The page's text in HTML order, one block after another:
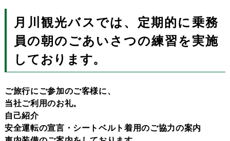
月川観光バスでは、定期的に乗務
員の朝のごあいさつの練習を実施
しております。
ご旅行にご参加のご客様に、
当社ご利用のお礼。
自己紹介
安全運転の宣言・シートベルト着用のご協力の案内